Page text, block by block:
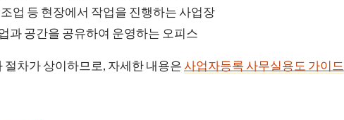
업 등 현장에서 작업을 진행하는 사업장
과 공간을 공유하여 운영하는 오피스
절차가 상이하므로, 자세한 내용은사업자등록 사무실용도 가이드